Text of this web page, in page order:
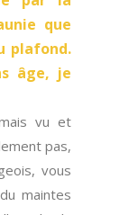
que
plafond.
âge, je
vu et
pas,
vous
maintes